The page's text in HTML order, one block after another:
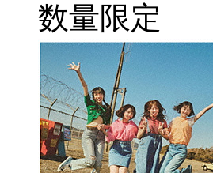
数量限定